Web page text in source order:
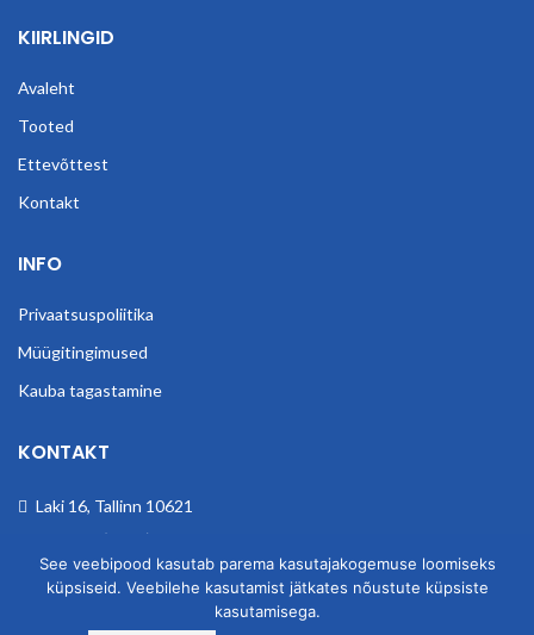
KIIRLINGID
Avaleht
Tooted
Ettevõttest
Kontakt
INFO
Privaatsuspoliitika
Müügitingimused
Kauba tagastamine
KONTAKT
Laki 16, Tallinn 10621
Telefon: (+372) 6801275
E-post: info@obender.eu
See veebipood kasutab parema kasutajakogemuse loomiseks
küpsiseid. Veebilehe kasutamist jätkates nõustute küpsiste
kasutamisega.